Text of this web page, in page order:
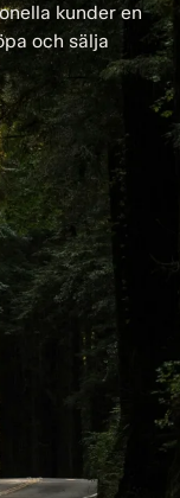
kunder en
och sälja